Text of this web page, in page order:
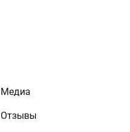
Медиа
Отзывы